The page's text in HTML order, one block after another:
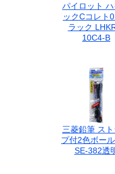
パイロット
ックCコレト
ラック
10C4-B
三菱鉛筆 スト
プ付2色ボー
SE-382透